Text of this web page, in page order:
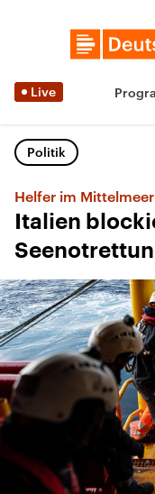
Live
Politik
Helfer im Mittelmeer
Italien